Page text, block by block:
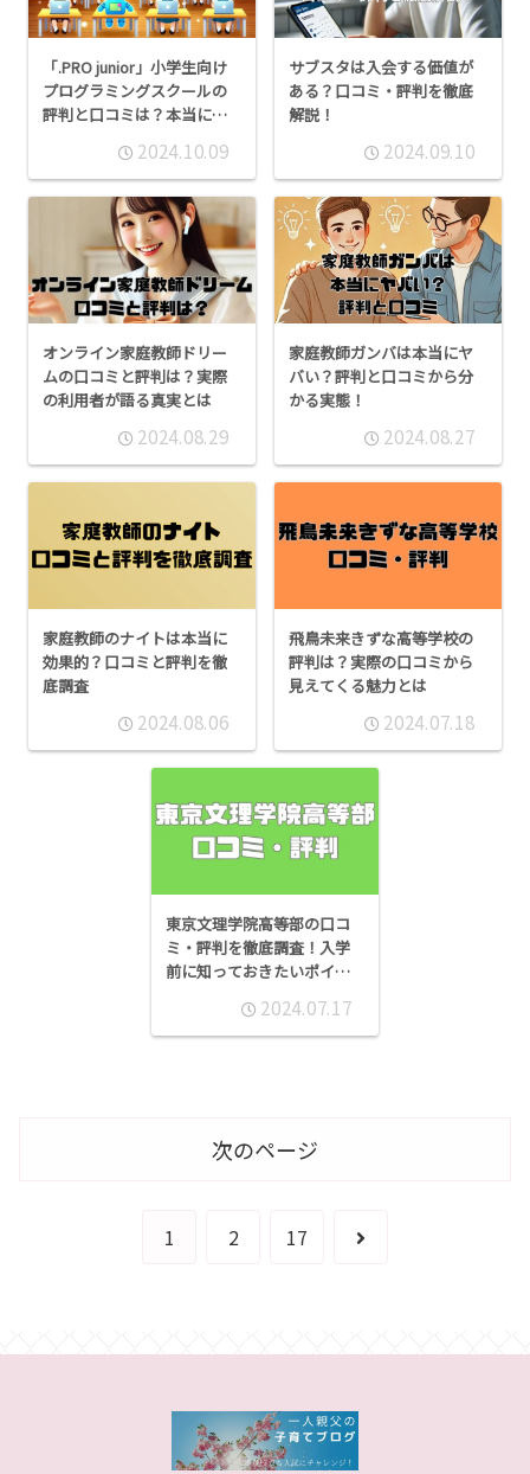
「.PRO junior」小学生向け
プログラミングスクールの
評判と口コミは？本当に効
2024.10.09
サブスタは入会する価値が
ある？口コミ・評判を徹底
解説！
2024.09.10
オンライン家庭教師ドリー
ムの口コミと評判は？実際
の利用者が語る真実とは
2024.08.29
家庭教師ガンバは本当にヤ
バい？評判と口コミから分
かる実態！
2024.08.27
家庭教師のナイトは本当に
効果的？口コミと評判を徹
底調査
2024.08.06
飛鳥未来きずな高等学校の
評判は？実際の口コミから
見えてくる魅力とは
2024.07.18
東京文理学院高等部の口コ
ミ・評判を徹底調査！入学
前に知っておきたいポイン
2024.07.17
次のページ
1 2 17
次